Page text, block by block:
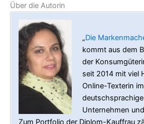
Über die Autorin
„Die
kommt aus dem
der
seit 2014 mit viel
Online-Texterin
Unternehmen
Zum Portfolio der Diplom-Kauffrau